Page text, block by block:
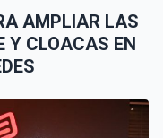
AMPLIAR LAS
Y CLOACAS EN